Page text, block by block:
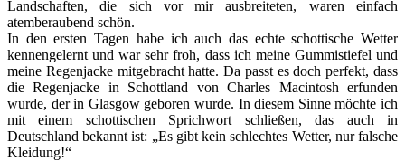
Landschaften, die sich vor mir ausbreiteten, waren einfach
atemberaubend schön.
In den ersten Tagen habe ich auch das echte schottische Wetter
kennengelernt und war sehr froh, dass ich meine Gummistiefel und
meine Regenjacke mitgebracht hatte. Da passt es doch perfekt, dass
die Regenjacke in Schottland von Charles Macintosh erfunden
wurde, der in Glasgow geboren wurde. In diesem Sinne möchte ich
mit einem schottischen Sprichwort schließen, das auch in
Deutschland bekannt ist: „Es gibt kein schlechtes Wetter, nur falsche
Kleidung!“